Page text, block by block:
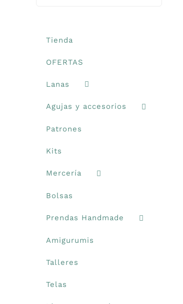
Tienda
OFERTAS
Lanas
Agujas y accesorios
Patrones
Kits
Mercería
Bolsas
Prendas Handmade
Amigurumis
Talleres
Telas